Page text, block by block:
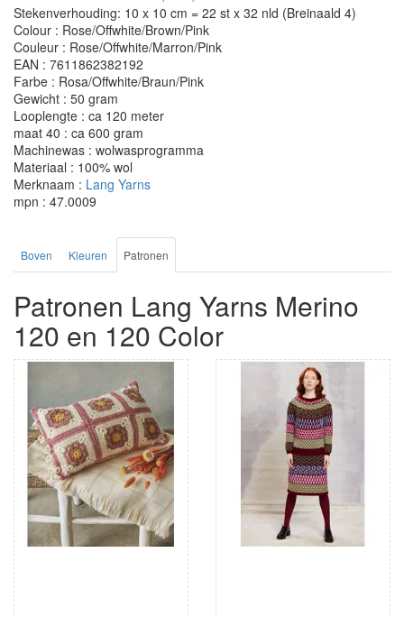
Stekenverhouding: 10 x 10 cm = 22 st x 32 nld (Breinaald 4)
Colour : Rose/Offwhite/Brown/Pink
Couleur : Rose/Offwhite/Marron/Pink
EAN : 7611862382192
Farbe : Rosa/Offwhite/Braun/Pink
Gewicht : 50 gram
Looplengte : ca 120 meter
maat 40 : ca 600 gram
Machinewas : wolwasprogramma
Materiaal : 100% wol
Merknaam : Lang Yarns
mpn : 47.0009
Boven Kleuren Patronen
Patronen Lang Yarns Merino
120 en 120 Color